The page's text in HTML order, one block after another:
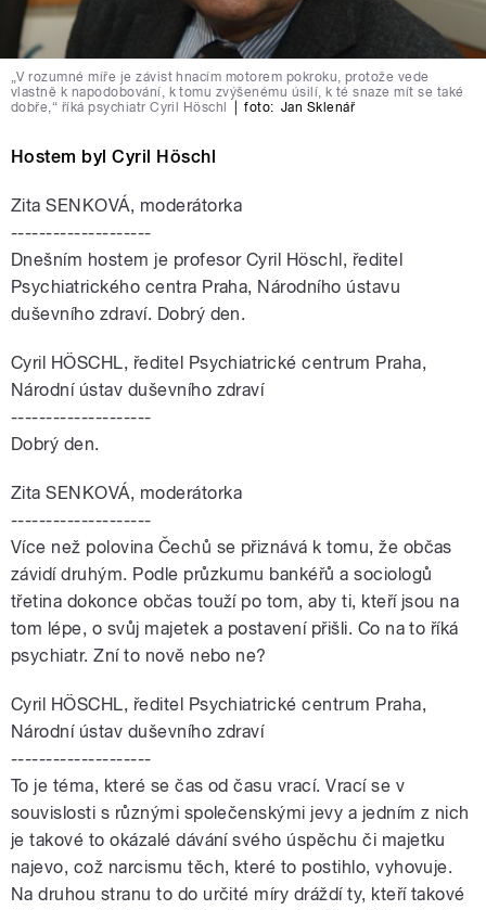
„V rozumné míře je závist hnacím motorem pokroku, protože vede
vlastně k napodobování, k tomu zvýšenému úsilí, k té snaze mít se také
dobře,“ říká psychiatr Cyril Höschl
foto: Jan Sklenář
Hostem byl Cyril Höschl
Zita SENKOVÁ, moderátorka
--------------------
Dnešním hostem je profesor Cyril Höschl, ředitel
Psychiatrického centra Praha, Národního ústavu
duševního zdraví. Dobrý den.
Cyril HÖSCHL, ředitel Psychiatrické centrum Praha,
Národní ústav duševního zdraví
--------------------
Dobrý den.
Zita SENKOVÁ, moderátorka
--------------------
Více než polovina Čechů se přiznává k tomu, že občas
závidí druhým. Podle průzkumu bankéřů a sociologů
třetina dokonce občas touží po tom, aby ti, kteří jsou na
tom lépe, o svůj majetek a postavení přišli. Co na to říká
psychiatr. Zní to nově nebo ne?
Cyril HÖSCHL, ředitel Psychiatrické centrum Praha,
Národní ústav duševního zdraví
--------------------
To je téma, které se čas od času vrací. Vrací se v
souvislosti s různými společenskými jevy a jedním z nich
je takové to okázalé dávání svého úspěchu či majetku
najevo, což narcismu těch, které to postihlo, vyhovuje.
Na druhou stranu to do určité míry dráždí ty, kteří takové